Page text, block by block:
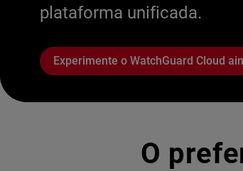
plataforma unificada.
Experimente o WatchGuard Cloud
O